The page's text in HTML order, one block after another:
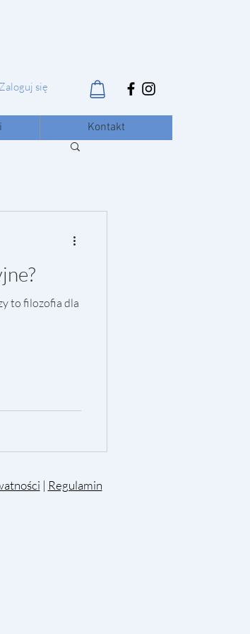
Zaloguj się
Kontakt
to filozofia dla
| Regulamin